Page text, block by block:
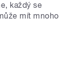
každý se
mít mnoho